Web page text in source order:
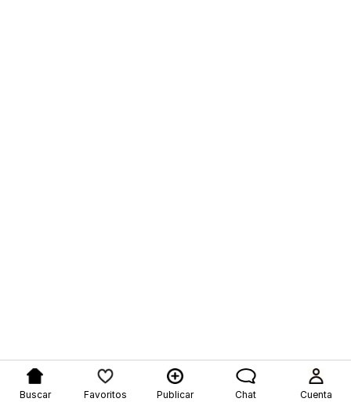
Buscar Favoritos Publicar Chat Cuenta